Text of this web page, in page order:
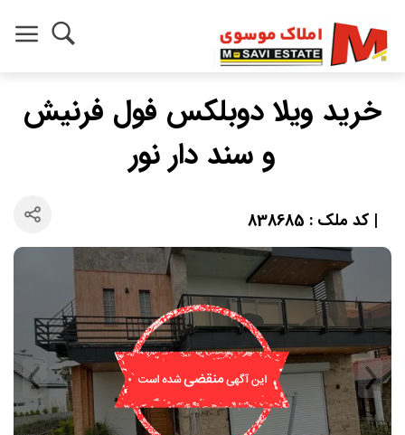
خرید ویلا دوبلکس فول فرنیش
و سند دار نور
| کد ملک : 838685